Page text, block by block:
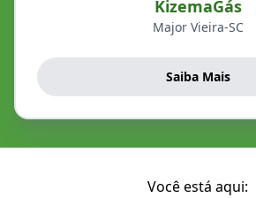
KizemaGás
Major Vieira-SC
Saiba Mais
Você está aqui: